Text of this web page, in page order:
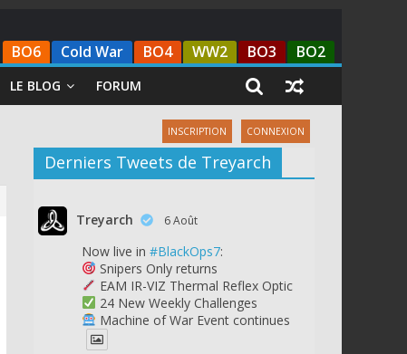
BO6 Cold War BO4 WW2 BO3 BO2
LE BLOG FORUM
INSCRIPTION CONNEXION
Derniers Tweets de Treyarch
Treyarch 6 Août
Now live in #BlackOps7:
Snipers Only returns
EAM IR-VIZ Thermal Reflex Optic
24 New Weekly Challenges
Machine of War Event continues